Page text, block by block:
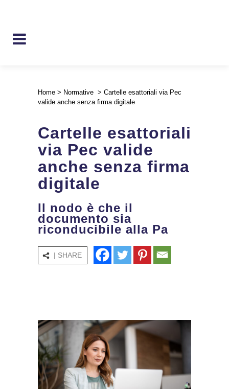
Home > Normative > Cartelle esattoriali via Pec
valide anche senza firma digitale
Cartelle esattoriali
via Pec valide
anche senza firma
digitale
Il nodo è che il
documento sia
riconducibile alla Pa
| SHARE